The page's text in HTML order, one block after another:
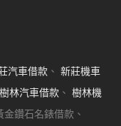
汽車借款 、 新莊機車
樹林汽車借款 、 樹林機
金鑽石名錶借款、